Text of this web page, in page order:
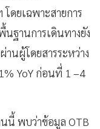
ดยเฉพาะสายการ
ฐานการเดินทางยัง
นผู้โดยสารระหว่าง
YoY ก่อนที่ 1 –4
นี้ พบว่าข้อมูล OTB